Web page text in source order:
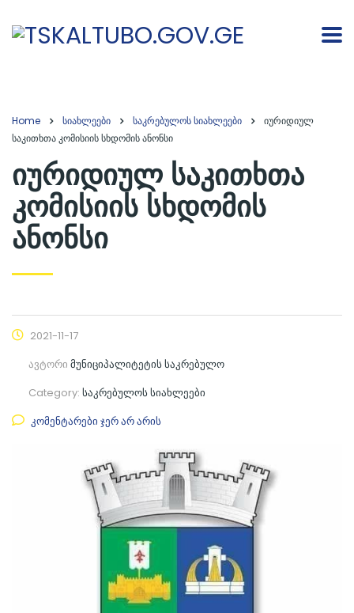
Home სიახლეები საკრებულოს სიახლეები
იურიდიულ
საკითხთა კომისიის სხდომის ანონსი
იურიდიულ საკითხთა
კომისიის სხდომის
ანონსი
2021-11-17
ავტორი მუნიციპალიტეტის საკრებულო
Category: საკრებულოს სიახლეები
კომენტარები ჯერ არ არის